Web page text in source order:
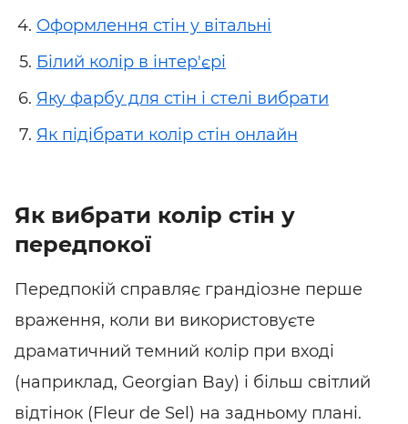
Оформлення стін у вітальні
Білий колір в інтер'єрі
Яку фарбу для стін і стелі вибрати
Як підібрати колір стін онлайн
Як вибрати колір стін у
передпокої
Передпокій справляє грандіозне перше
враження, коли ви використовуєте
драматичний темний колір при вході
(наприклад, Georgian Bay) і більш світлий
відтінок (Fleur de Sel) на задньому плані.